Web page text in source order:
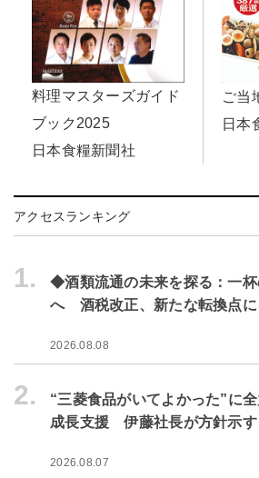
料理マスターズガイド
ブック2025
日本食糧新聞社
ご当
日本
アクセスランキング
1.
◆酒類流通の未来を探る：一
へ 酒税改正、新たな転換点に
2026.08.08
2.
“三菱食品がいてよかった”に
成長支援 伊藤社長が方針示す
2026.08.07